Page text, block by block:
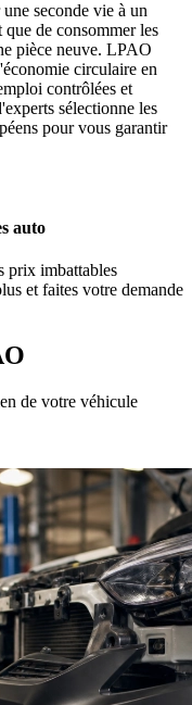
seconde vie à un
de consommer les
pièce neuve. LPAO
circulaire en
contrôlées et
sélectionne les
pour vous garantir
auto
prix imbattables
et faites votre demande
de votre véhicule